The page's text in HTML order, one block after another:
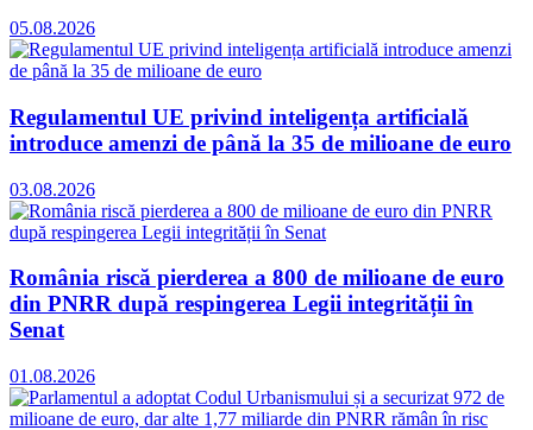
05.08.2026
Regulamentul UE privind inteligența artificială
introduce amenzi de până la 35 de milioane de euro
03.08.2026
România riscă pierderea a 800 de milioane de euro
din PNRR după respingerea Legii integrității în
Senat
01.08.2026